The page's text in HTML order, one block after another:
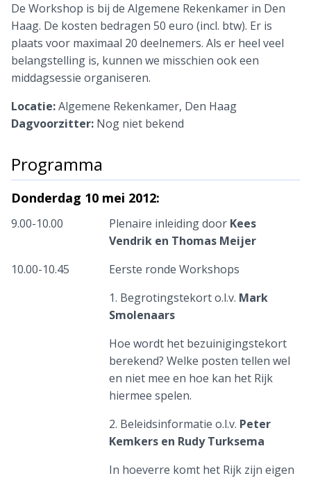
De Workshop is bij de Algemene Rekenkamer in Den
Haag. De kosten bedragen 50 euro (incl. btw). Er is
plaats voor maximaal 20 deelnemers. Als er heel veel
belangstelling is, kunnen we misschien ook een
middagsessie organiseren.
Locatie:Algemene Rekenkamer, Den Haag
Dagvoorzitter: Nog niet bekend
Programma
Donderdag 10 mei 2012:
9.00-10.00 Plenaire inleiding door Kees
Vendrik en Thomas Meijer
10.00-10.45
Eerste ronde Workshops
1. Begrotingstekort o.l.v. Mark
Smolenaars
Hoe wordt het bezuinigingstekort
berekend? Welke posten tellen wel
en niet mee en hoe kan het Rijk
hiermee spelen.
2. Beleidsinformatie o.l.v. Peter
Kemkers en Rudy Turksema
In hoeverre komt het Rijk zijn eigen